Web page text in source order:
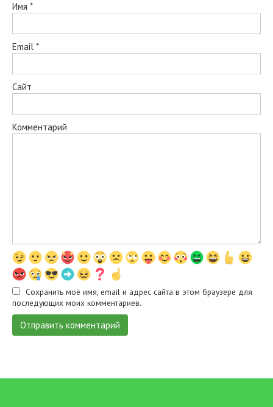
Имя *
Email *
Сайт
Комментарий
Сохранить моё имя, email и адрес сайта в этом браузере для
последующих моих комментариев.